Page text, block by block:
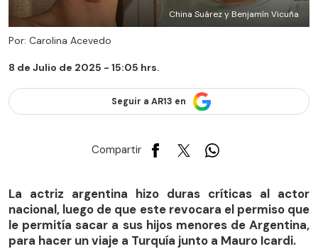
China Suárez y Benjamín Vicuña
Por: Carolina Acevedo
8 de Julio de 2025 - 15:05 hrs.
Seguir a AR13 en
Compartir
La actriz argentina hizo duras críticas al actor
nacional, luego de que este revocara el permiso que
le permitía sacar a sus hijos menores de Argentina,
para hacer un viaje a Turquía junto a Mauro Icardi.